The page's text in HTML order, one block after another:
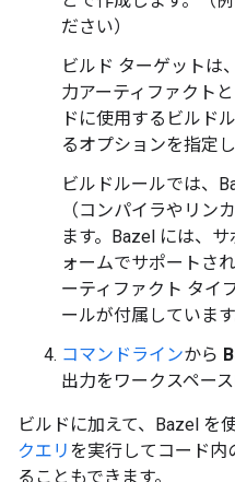
ださい）
ビルド ターゲットは
力アーティファクト
ドに使用するビルド
るオプションを指定し
ビルドルールでは、
（コンパイラやリン
ます。Bazel には、
ォームでサポートさ
ーティファクト タイ
ールが付属しています
コマンドラインから
出力をワークスペース
ビルドに加えて、Bazel を
クエリ を実行してコード内
ることもできます。